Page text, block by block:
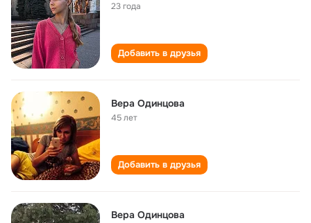
23 года
Добавить в друзья
Вера Одинцова
45 лет
Добавить в друзья
Вера Одинцова